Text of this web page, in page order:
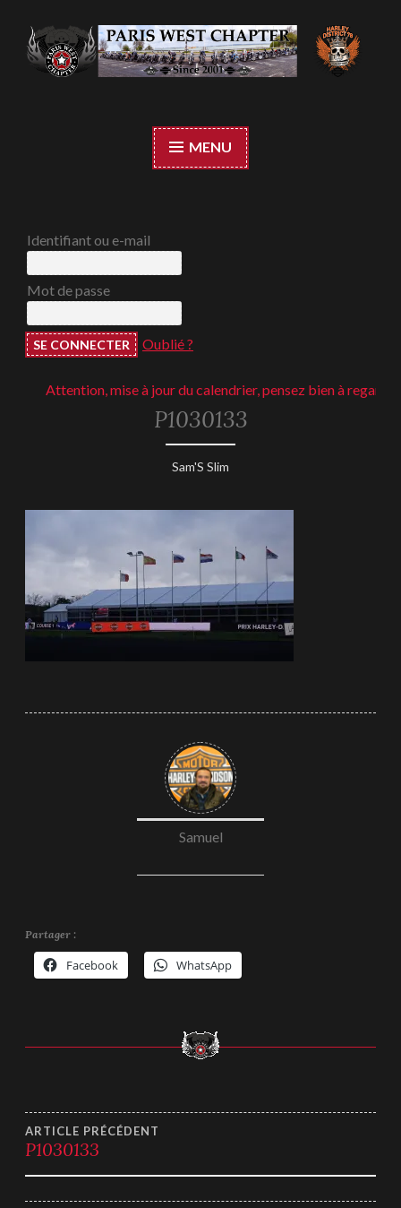
Accéder
au
contenu
MENU
Identifiant ou e-mail
Mot de passe
Oublié ?
Attention, mise à jour du calendrier, pensez bien à regarder ;-
P1030133
29
Sam'S Slim
Samuel
Partager :
Facebook WhatsApp
Navigation
de
ARTICLE PRÉCÉDENT
P1030133